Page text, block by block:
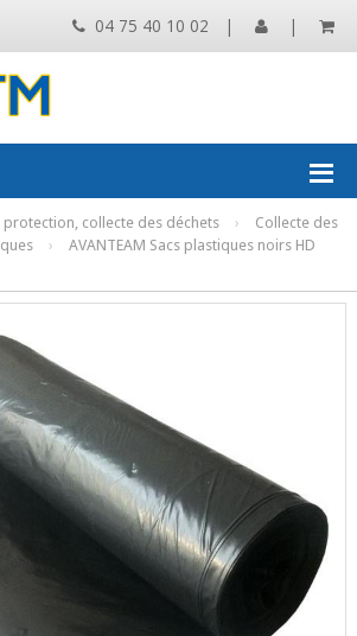
04 75 40 10 02 | |
protection, collecte des déchets ›
Collecte des
›
AVANTEAM Sacs plastiques noirs HD